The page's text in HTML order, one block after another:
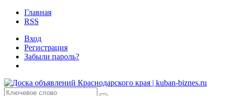
Главная
RSS
Вход
Регистрация
Забыли пароль?